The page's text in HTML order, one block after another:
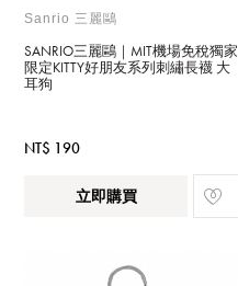
Sanrio 三麗鷗
SANRIO三麗鷗｜MIT機場免稅獨家
限定KITTY好朋友系列刺繡長襪 大
耳狗
NT$ 190
立即購買